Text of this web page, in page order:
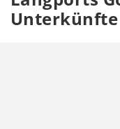
Unterkünfte